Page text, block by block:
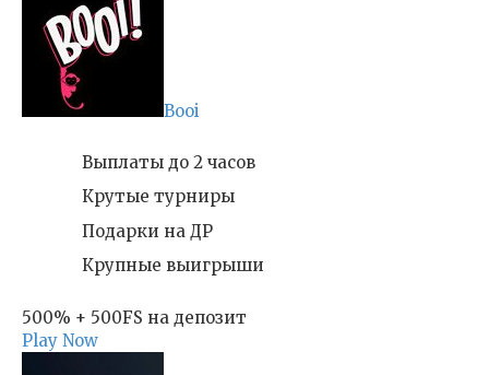
Booi
Выплаты до 2 часов
Крутые турниры
Подарки на ДР
Крупные выигрыши
500% + 500FS на депозит
Play Now